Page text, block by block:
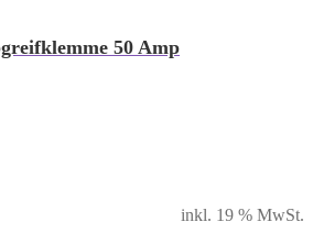
50 Amp
inkl. 19 % MwSt.